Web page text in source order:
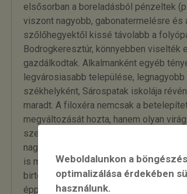
Weboldalunkon a böngészés
optimalizálása érdekében
használunk.
elsősorban a boreladásból pénzeltek
viszont nagyobb, gabonatermelésre
szőlőhegyektől kissé távolabb a
Bodrogkeresztúr, könnyebben viselték
gazdálkodtak. Alkalmanként egyéb
legvárosiasabb települése,
székhelyként, Sárospatak iskolája
maradt. A filoxéra nemcsak a
megváltozását hozta, hanem olyan
szeszfőzés (törkölyből), átalakította a
nagybirtok súlya változatlanul
is megtaláljuk, a régi mezővárosi
birtokosok, tőkések, borkereskedők
éppen korszakunk végén fejeződött be.